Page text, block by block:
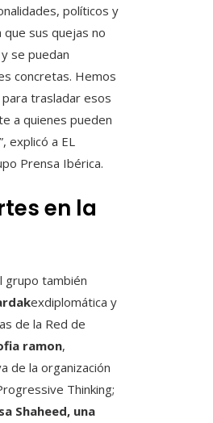
políticos y
sus quejas no
se puedan
concretas. Hemos
trasladar esos
a quienes pueden
explicó a EL
Prensa Ibérica.
en la
grupo también
exdiplomática y
de la Red de
ramon,
de la organización
Thinking;
Shaheed, una